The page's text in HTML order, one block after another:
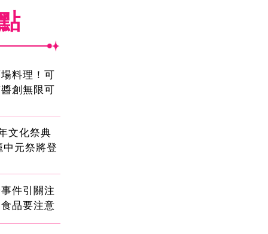
料理！可
創無限可
文化祭典
中元祭將登
件引關注
品要注意